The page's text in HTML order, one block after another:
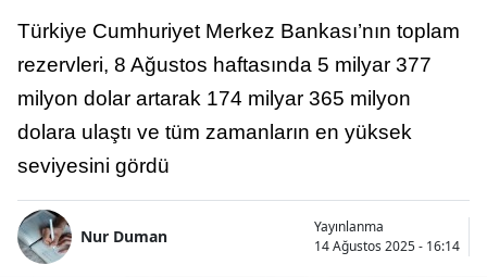
Türkiye Cumhuriyet Merkez Bankası’nın toplam
rezervleri, 8 Ağustos haftasında 5 milyar 377
milyon dolar artarak 174 milyar 365 milyon
dolara ulaştı ve tüm zamanların en yüksek
seviyesini gördü
Nur Duman
Yayınlanma
14 Ağustos 2025 - 16:14